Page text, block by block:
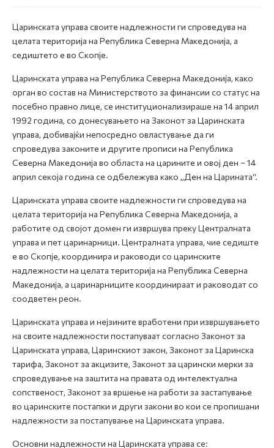
Царинската управа своите надлежности ги спроведува на
целата територија на Република Северна Македонија, а
седиштето е во Скопје.
Царинската управа на Република Северна Македонија, како
орган во состав на Министерството за финансии со статус на
посебно правно лице, се институционализираше на 14 април
1992 година, со донесувањето на Законот за Царинската
управа, добивајќи непосредно овластување да ги
спроведува законите и другите прописи на Република
Северна Македонија во областа на царините и овој ден – 14
април секоја година се одбележува како „Ден на Царината“.
Царинската управа своите надлежности ги спроведува на
целата територија на Република Северна Македонија, а
работите од својот домен ги извршува преку Централната
управа и пет царинарници. Централната управа, чие седиште
е во Скопје, координира и раководи со царинските
надлежности на целата територија на Република Северна
Македонија, а царинарниците координираат и раководат со
соодветен реон.
Царинската управа и нејзините вработени при извршувањето
на своите надлежности постапуваат согласно Законот за
Царинската управа, Царинскиот закон, Законот за Царинска
тарифа, Законот за акцизите, Законот за царински мерки за
спроведување на заштита на правата од интелектуална
сопственост, Законот за вршење на работи за застапување
во царинските постапки и други закони во кои се пропишани
надлежности за постапување на Царинската управа.
Основни надлежности на Царинската управа се: